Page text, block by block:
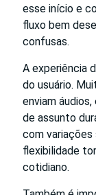
esse início e
fluxo bem
confusas.
A experiência
do usuário.
enviam
de assunto
com variações
flexibilidade
cotidiano.